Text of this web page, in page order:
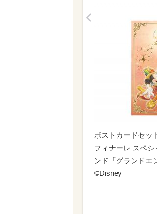
ポストカードセッ
フィナーレ スペ
ンド「グランドエ
©︎Disney